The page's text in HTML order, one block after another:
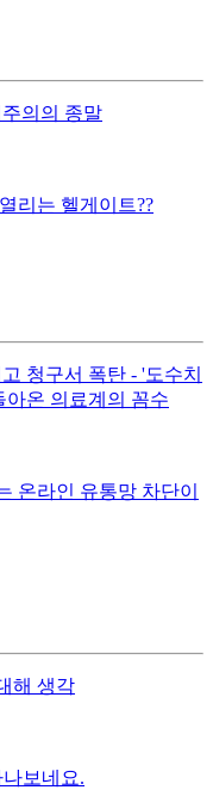
의의 종말
리는 헬게이트??
청구서 폭탄 - '도수치
아온 의료계의 꼼수
온라인 유통망 차단이
해 생각
보네요.